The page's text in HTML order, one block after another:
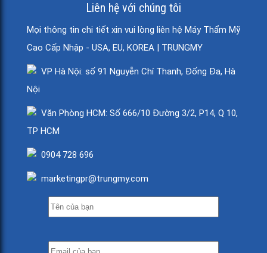
Liên hệ với chúng tôi
Mọi thông tin chi tiết xin vui lòng liên hệ Máy Thẩm Mỹ
Cao Cấp Nhập - USA, EU, KOREA | TRUNGMY
VP Hà Nội: số 91 Nguyễn Chí Thanh, Đống Đa, Hà
Nội
Văn Phòng HCM: Số 666/10 Đường 3/2, P14, Q 10,
TP HCM
0904 728 696
marketingpr@trungmy.com